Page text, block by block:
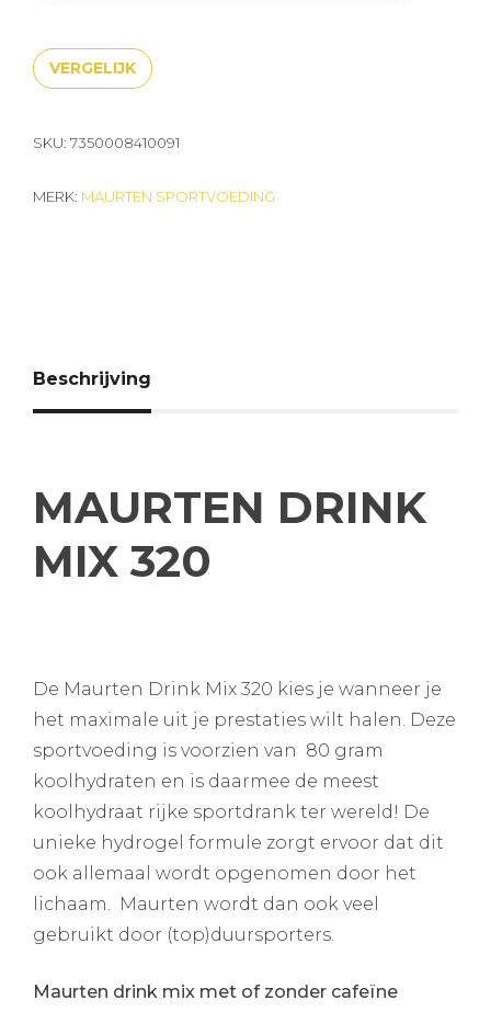
VERGELIJK
SKU: 7350008410091
MERK: MAURTEN SPORTVOEDING
Beschrijving
MAURTEN DRINK
MIX 320
De Maurten Drink Mix 320 kies je wanneer je
het maximale uit je prestaties wilt halen. Deze
sportvoeding is voorzien van 80 gram
koolhydraten en is daarmee de meest
koolhydraat rijke sportdrank ter wereld! De
unieke hydrogel formule zorgt ervoor dat dit
ook allemaal wordt opgenomen door het
lichaam. Maurten wordt dan ook veel
gebruikt door (top)duursporters.
Maurten drink mix met of zonder cafeïne